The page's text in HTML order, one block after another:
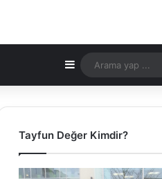
Kenar Bölmesi
Tayfun Değer Kimdir?